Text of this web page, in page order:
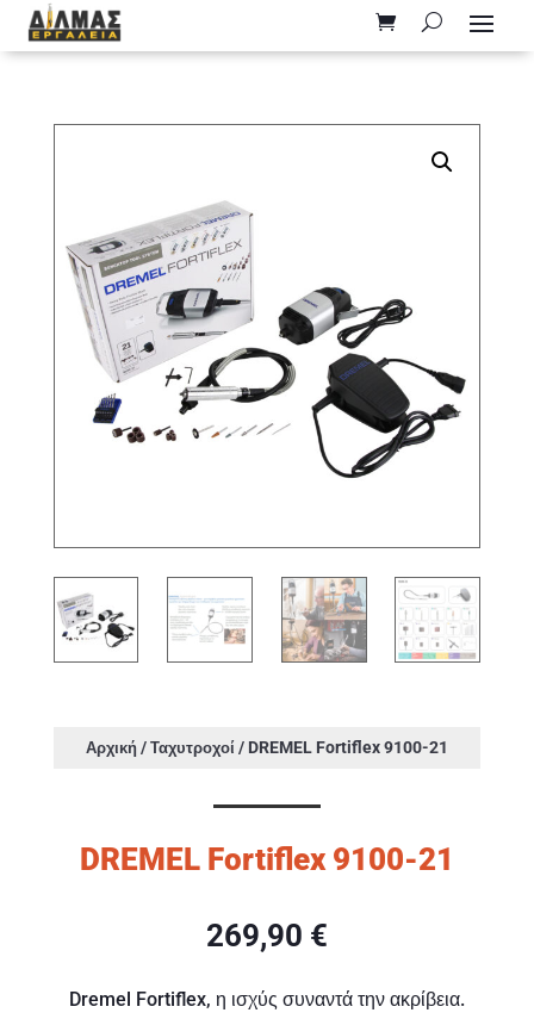
Αρχική/ Ταχυτροχοί / DREMEL Fortiflex 9100-21
DREMEL Fortiflex 9100-21
269,90 €
Dremel Fortiflex, η ισχύς συναντά την ακρίβεια.